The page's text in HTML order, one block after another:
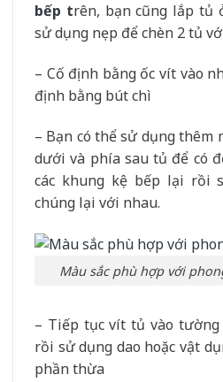
bếp trên, bạn cũng lắp tủ
sử dụng nẹp để chèn 2 tủ
– Cố định bằng ốc vít vào
định bằng bút chì
– Bạn có thể sử dụng thêm
dưới và phía sau tủ để có
các khung kệ bếp lại rồi
chúng lại với nhau.
Màu sắc phù hợp với
– Tiếp tục vít tủ vào tường
rồi sử dụng dao hoặc vật
phần thừa